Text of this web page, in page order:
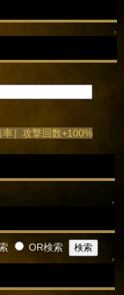
↑
］攻撃回数+100%
↑
OR検索
↑